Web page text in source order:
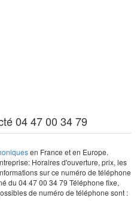
04 47 00 34 79
en France et en Europe.
Horaires d'ouverture, prix, les
sur ce numéro de téléphone
du 04 47 00 34 79 Téléphone fixe,
de numéro de téléphone sont :